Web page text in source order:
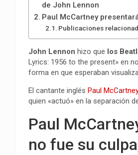
de John Lennon
Paul McCartney
Publicaciones
John Lennon hizo que los
Lyrics: 1956 to the present» en
forma en que esperaban
El cantante inglés Paul
quien «actuó» en la separación
Paul
no fue su